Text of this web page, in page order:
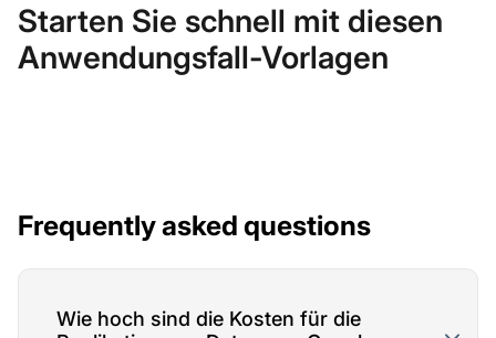
Starten Sie schnell mit diesen
Anwendungsfall-Vorlagen
Frequently asked questions
Wie hoch sind die Kosten für die